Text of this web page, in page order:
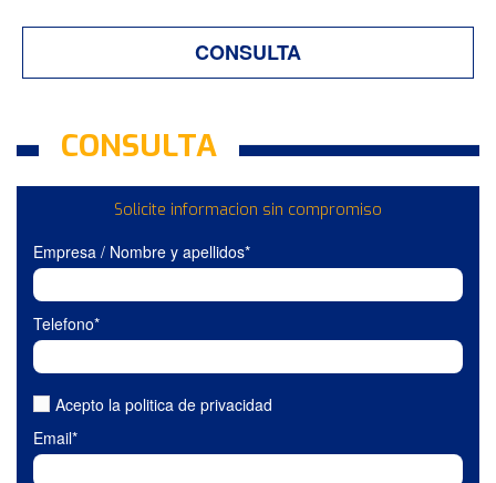
CONSULTA
CONSULTA
Solicite informacion sin compromiso
Empresa / Nombre y apellidos*
Telefono*
Acepto la politica de privacidad
Email*